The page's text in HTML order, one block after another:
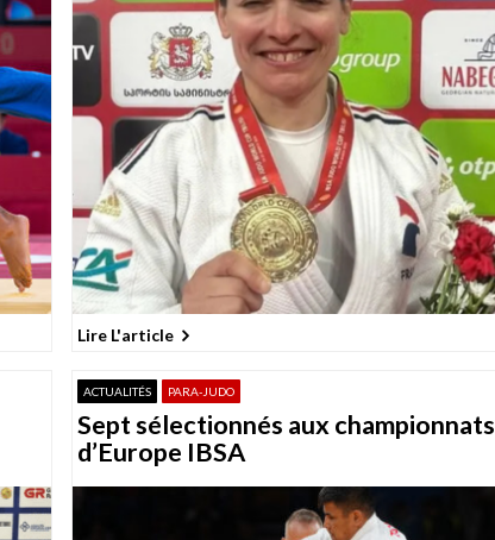
Lire L'article
ACTUALITÉS PARA-JUDO
Sept sélectionnés aux championnats
d’Europe IBSA